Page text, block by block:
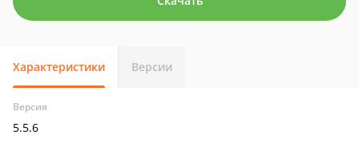
Характеристики Версии
Версия
5.5.6